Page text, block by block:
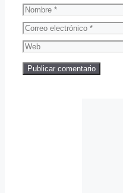
Nombre
Correo
electrónico
Web